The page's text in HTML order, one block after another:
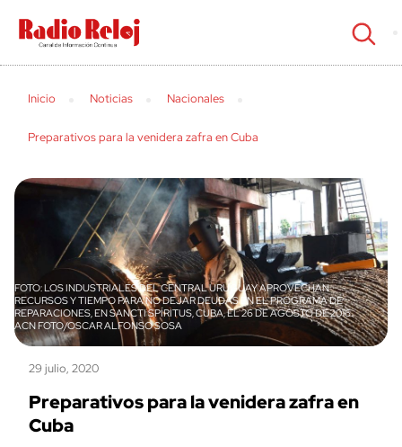
cerrar
Inicio Noticias Nacionales
Preparativos para la venidera zafra en Cuba
LOS INDUSTRIALES DEL CENTRAL URUGUAY APROVECHAN
RECURSOS Y TIEMPO PARA NO DEJAR DEUDAS EN EL PROGRAMA DE
REPARACIONES, EN SANCTI SPÍRITUS, CUBA, EL 26 DE AGOSTO DE 2016.
ACN FOTO/OSCAR ALFONSO SOSA
29 julio, 2020
Preparativos para la venidera zafra en
Cuba